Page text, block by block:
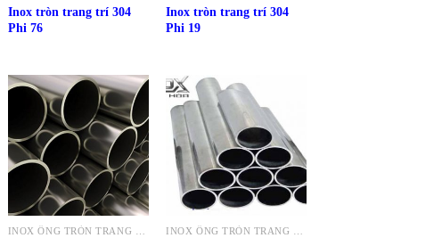
Inox tròn trang trí 304
Phi 76
Inox tròn trang trí 304
Phi 19